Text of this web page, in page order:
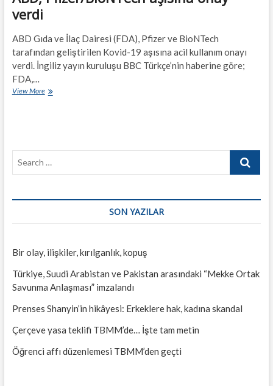
verdi
ABD Gıda ve İlaç Dairesi (FDA), Pfizer ve BioNTech
tarafından geliştirilen Kovid-19 aşısına acil kullanım onayı
verdi. İngiliz yayın kuruluşu BBC Türkçe’nin haberine göre;
FDA,…
View MoreABD,
Search
SON YAZILAR
Bir olay, ilişkiler, kırılganlık, kopuş
Türkiye, Suudi Arabistan ve Pakistan arasındaki “Mekke Ortak
Savunma Anlaşması” imzalandı
Prenses Shanyin’in hikâyesi: Erkeklere hak, kadına skandal
Çerçeve yasa teklifi TBMM’de… İşte tam metin
Öğrenci affı düzenlemesi TBMM’den geçti